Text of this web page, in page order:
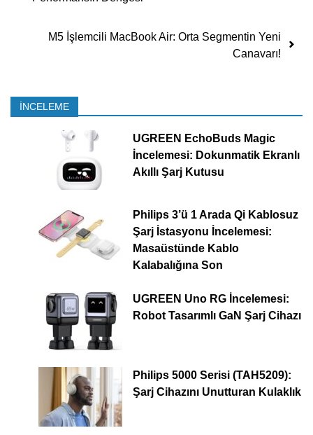
M5 İşlemcili MacBook Air: Orta Segmentin Yeni
Canavarı!
İNCELEME
UGREEN EchoBuds Magic
İncelemesi: Dokunmatik Ekranlı
Akıllı Şarj Kutusu
Philips 3’ü 1 Arada Qi Kablosuz
Şarj İstasyonu İncelemesi:
Masaüstünde Kablo
Kalabalığına Son
UGREEN Uno RG İncelemesi:
Robot Tasarımlı GaN Şarj Cihazı
Philips 5000 Serisi (TAH5209):
Şarj Cihazını Unutturan Kulaklık